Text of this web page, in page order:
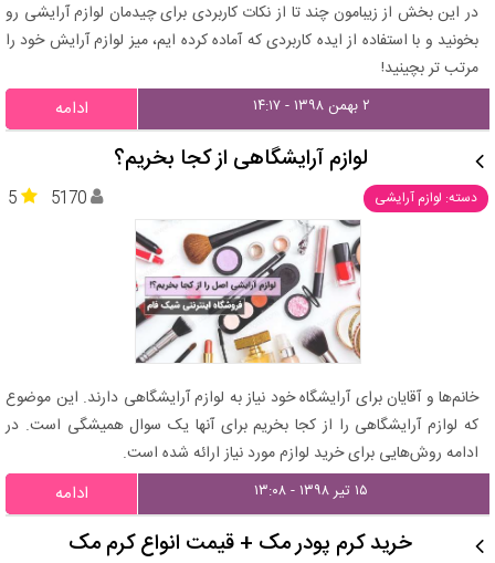
در این بخش از زیبامون چند تا از نکات کاربردی برای چیدمان لوازم آرایشی رو
بخونید و با استفاده از ایده کاربردی که آماده کرده ایم، میز لوازم آرایش خود را
مرتب تر بچینید!
۲ بهمن ۱۳۹۸ - ۱۴:۱۷ ادامه
لوازم آرایشگاهی از کجا بخریم؟
دسته: لوازم آرایشی 5 5170
خانم‌ها و آقایان برای آرایشگاه خود نیاز به لوازم آرایشگاهی دارند. این موضوع
که لوازم آرایشگاهی را از کجا بخریم برای آنها یک سوال همیشگی است. در
ادامه روش‌هایی برای خرید لوازم مورد نیاز ارائه شده است.
۱۵ تیر ۱۳۹۸ - ۱۳:۰۸ ادامه
خرید کرم پودر مک + قیمت انواع کرم مک